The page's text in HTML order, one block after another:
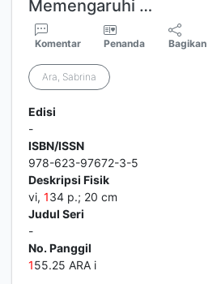
Memengaruhi …
Komentar Penanda Bagikan
Ara, Sabrina
Edisi
-
ISBN/ISSN
978-623-97672-3-5
Deskripsi Fisik
vi, 134 p.; 20 cm
Judul Seri
-
No. Panggil
155.25 ARA i